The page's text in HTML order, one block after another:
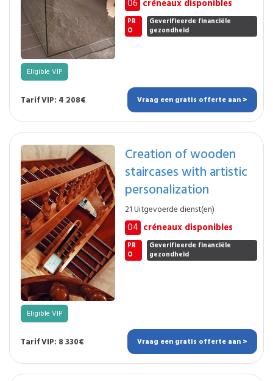
06 créneaux disponibles
PR
O
Geverifieerde financiële
gezondheid
Eligible VIP
Tarif VIP: 4 208€ Vraag een gratis offerte aan >
Creation of wooden
staircases with artistic
personalization
21 Uitgevoerde dienst(en)
04 créneaux disponibles
PR
O
Geverifieerde financiële
gezondheid
Eligible VIP
Tarif VIP: 8 330€ Vraag een gratis offerte aan >